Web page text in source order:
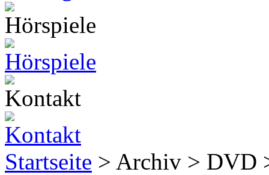
Startseite > Archiv > DVD